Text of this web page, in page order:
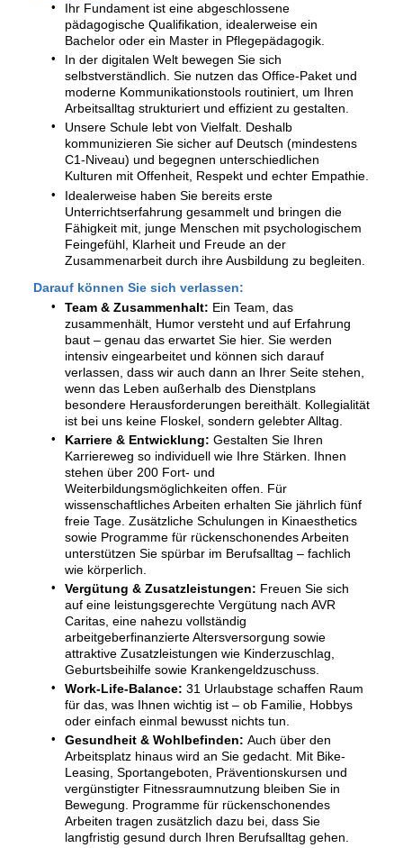
Ihr Fundament ist eine abgeschlossene
pädagogische Qualifikation, idealerweise ein
Bachelor oder ein Master in Pflegepädagogik.
In der digitalen Welt bewegen Sie sich
selbstverständlich. Sie nutzen das Office-Paket und
moderne Kommunikationstools routiniert, um Ihren
Arbeitsalltag strukturiert und effizient zu gestalten.
Unsere Schule lebt von Vielfalt. Deshalb
kommunizieren Sie sicher auf Deutsch (mindestens
C1-Niveau) und begegnen unterschiedlichen
Kulturen mit Offenheit, Respekt und echter Empathie.
Idealerweise haben Sie bereits erste
Unterrichtserfahrung gesammelt und bringen die
Fähigkeit mit, junge Menschen mit psychologischem
Feingefühl, Klarheit und Freude an der
Zusammenarbeit durch ihre Ausbildung zu begleiten.
Darauf können Sie sich verlassen:
Team & Zusammenhalt: Ein Team, das
zusammenhält, Humor versteht und auf Erfahrung
baut – genau das erwartet Sie hier. Sie werden
intensiv eingearbeitet und können sich darauf
verlassen, dass wir auch dann an Ihrer Seite stehen,
wenn das Leben außerhalb des Dienstplans
besondere Herausforderungen bereithält. Kollegialität
ist bei uns keine Floskel, sondern gelebter Alltag.
Karriere & Entwicklung: Gestalten Sie Ihren
Karriereweg so individuell wie Ihre Stärken. Ihnen
stehen über 200 Fort- und
Weiterbildungsmöglichkeiten offen. Für
wissenschaftliches Arbeiten erhalten Sie jährlich fünf
freie Tage. Zusätzliche Schulungen in Kinaesthetics
sowie Programme für rückenschonendes Arbeiten
unterstützen Sie spürbar im Berufsalltag – fachlich
wie körperlich.
Vergütung & Zusatzleistungen: Freuen Sie sich
auf eine leistungsgerechte Vergütung nach AVR
Caritas, eine nahezu vollständig
arbeitgeberfinanzierte Altersversorgung sowie
attraktive Zusatzleistungen wie Kinderzuschlag,
Geburtsbeihilfe sowie Krankengeldzuschuss.
Work-Life-Balance: 31 Urlaubstage schaffen Raum
für das, was Ihnen wichtig ist – ob Familie, Hobbys
oder einfach einmal bewusst nichts tun.
Gesundheit & Wohlbefinden: Auch über den
Arbeitsplatz hinaus wird an Sie gedacht. Mit Bike-
Leasing, Sportangeboten, Präventionskursen und
vergünstigter Fitnessraumnutzung bleiben Sie in
Bewegung. Programme für rückenschonendes
Arbeiten tragen zusätzlich dazu bei, dass Sie
langfristig gesund durch Ihren Berufsalltag gehen.